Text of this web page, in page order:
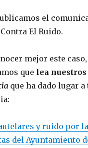
el
El Ruido.
mejor este
que lea
que ha dado lugar a
y ruido por
del Ayuntamiento